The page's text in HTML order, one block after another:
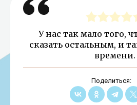
У нас так мало того,
сказать остальным, и
времени.
Поделиться: